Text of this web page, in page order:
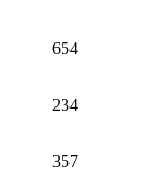
654
234
357